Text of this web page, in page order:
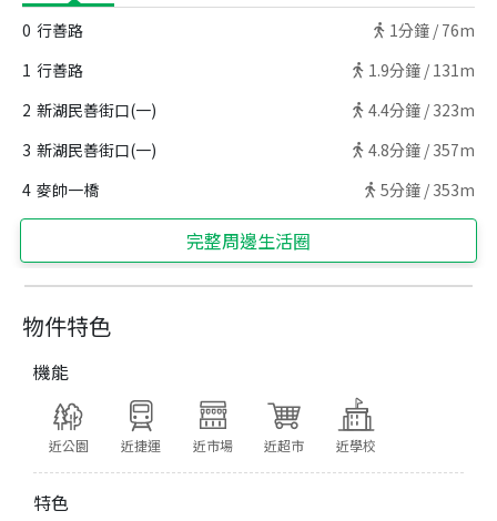
物件特色
機能
近公園 近捷運 近市場 近超市 近學校
特色
0 行善路 1分鐘 / 76m
1 行善路 1.9分鐘 / 131m
2 新湖民善街口(一) 4.4分鐘 / 323m
3 新湖民善街口(一) 4.8分鐘 / 357m
4 麥帥一橋 5分鐘 / 353m
完整周邊生活圈